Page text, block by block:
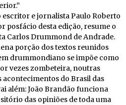
escritor e jornalista Paulo Roberto
posfácio desta edição, resume o
Carlos Drummond de Andrade.
porção dos textos reunidos
drummondiano se impõe como
vezes zombeteira, noutras
acontecimentos do Brasil das
além: João Brandão funciona
das opiniões de toda uma